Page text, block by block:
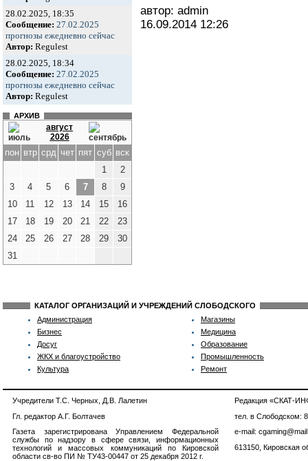
28.02.2025, 18:35
Сообщение: 27.02.2025
прогнозы ежедневно сейчас
Автор: Regulest
28.02.2025, 18:34
Сообщение: 27.02.2025
прогнозы ежедневно сейчас
Автор: Regulest
АРХИВ
август
2026
пон втр срд чет пят суб вск
1
2
3
4 5 6 7 8
9
10
11 12 13 14 15
16
17
18 19 20 21 22
23
24
25 26 27 28 29
30
31
автор: admin
16.09.2014 12:26
КАТАЛОГ ОРГАНИЗАЦИЙ И УЧРЕЖДЕНИЙ СЛОБОДСКОГО
Администрация
Бизнес
Досуг
ЖКХ и благоустройство
Культура
Магазины
Медицина
Образование
Промышленность
Ремонт
Учредители Т.С. Черных, Д.В. Лалетин
Гл. редактор А.Г. Болтачев
Газета зарегистрирована Управлением Федеральной
службы по надзору в сфере связи, информационных
технологий и массовых коммуникаций по Кировской
области св-во ПИ № ТУ43-00447 от 25 декабря 2012 г.
Редакция «СКАТ-
тел. в Слободском:
e-mail:
613150, Кировская